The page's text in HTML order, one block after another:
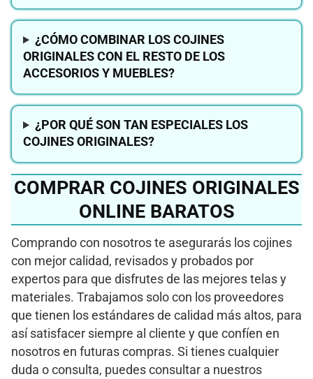
¿CÓMO COMBINAR LOS COJINES
ORIGINALES CON EL RESTO DE LOS
ACCESORIOS Y MUEBLES?
¿POR QUÉ SON TAN ESPECIALES LOS
COJINES ORIGINALES?
COMPRAR COJINES ORIGINALES
ONLINE BARATOS
Comprando con nosotros te asegurarás los cojines
con mejor calidad, revisados y probados por
expertos para que disfrutes de las mejores telas y
materiales. Trabajamos solo con los proveedores
que tienen los estándares de calidad más altos, para
así satisfacer siempre al cliente y que confíen en
nosotros en futuras compras. Si tienes cualquier
duda o consulta, puedes consultar a nuestros